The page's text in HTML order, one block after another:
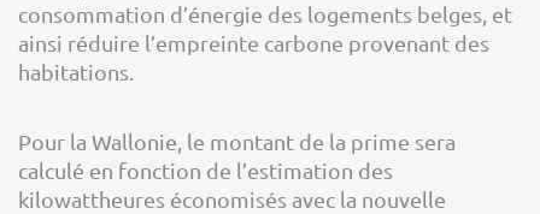
consommation d’énergie des logements belges, et
ainsi réduire l’empreinte carbone provenant des
habitations.
Pour la Wallonie, le montant de la prime sera
calculé en fonction de l’estimation des
kilowattheures économisés avec la nouvelle